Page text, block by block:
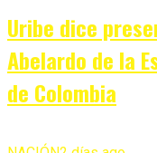
Uribe dice
Abelardo de la
de Colombia